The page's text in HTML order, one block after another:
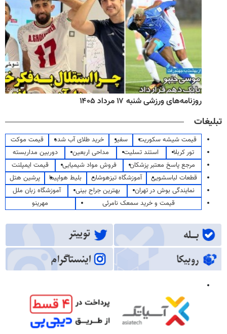
روزنامه‌های ورزشی شنبه ۱۷ مرداد ۱۴۰۵
تبلیغات
قیمت شیشه سکوریت سفیر خرید طلای آب شده
قیمت موکت
تور کربلا
استند تسلیت مداحی اربعین
دوربین مداربسته
مرجع پاسخ معتبر پزشکان
فروش مواد شیمیایی
قیمت ایمپلنت
قطعات لباسشویی
آموزشگاه تیزهوشان بلیط هواپیما
پرشین هتل
نمایندگی بوش در تهران
بهترین جراح بینی
آموزشگاه زبان ملل
قیمت و خرید سمعک نامرئی
مهرینو